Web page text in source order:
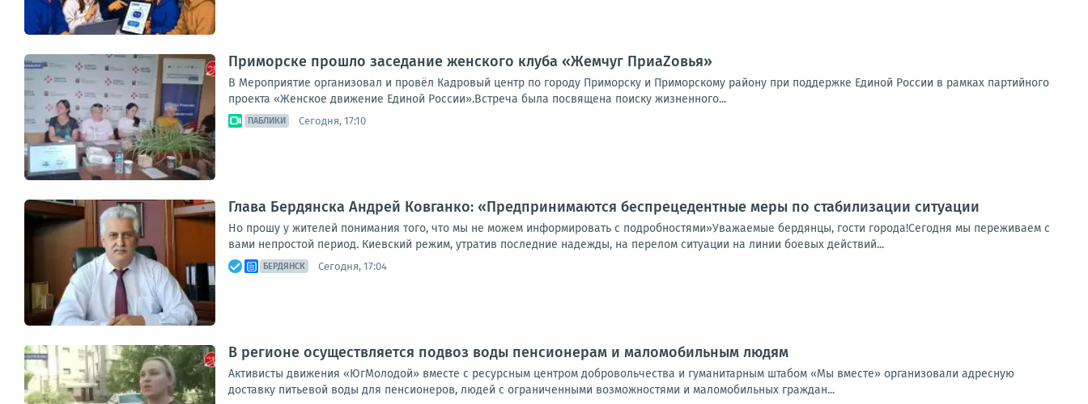
Приморске прошло заседание женского клуба «Жемчуг ПриаZовья»
В Мероприятие организовал и провёл Кадровый центр по городу Приморску и Приморскому району при поддержке Единой России в рамках партийного
проекта «Женское движение Единой России».Встреча была посвящена поиску жизненного...
ПАБЛИКИ Сегодня, 17:10
Глава Бердянска Андрей Ковганко: «Предпринимаются беспрецедентные меры по стабилизации ситуации
Но прошу у жителей понимания того, что мы не можем информировать с подробностями»Уважаемые бердянцы, гости города!Сегодня мы переживаем с
вами непростой период. Киевский режим, утратив последние надежды, на перелом ситуации на линии боевых действий...
БЕРДЯНСК Сегодня, 17:04
В регионе осуществляется подвоз воды пенсионерам и маломобильным людям
Активисты движения «ЮгМолодой» вместе с ресурсным центром добровольчества и гуманитарным штабом «Мы вместе» организовали адресную
доставку питьевой воды для пенсионеров, людей с ограниченными возможностями и маломобильных граждан...